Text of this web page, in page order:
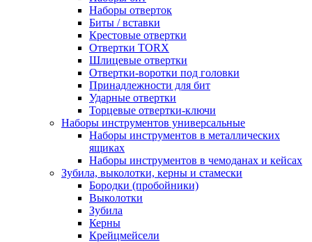
Наборы отверток
Биты / вставки
Крестовые отвертки
Отвертки TORX
Шлицевые отвертки
Отвертки-воротки под головки
Принадлежности для бит
Ударные отвертки
Торцевые отвертки-ключи
Наборы инструментов универсальные
Наборы инструментов в металлических
ящиках
Наборы инструментов в чемоданах и кейсах
Зубила, выколотки, керны и стамески
Бородки (пробойники)
Выколотки
Зубила
Керны
Крейцмейсели